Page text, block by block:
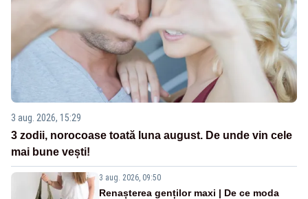
3 aug. 2026, 15:29
3 zodii, norocoase toată luna august. De unde vin cele
mai bune vești!
3 aug. 2026, 09:50
Renașterea genților maxi | De ce moda